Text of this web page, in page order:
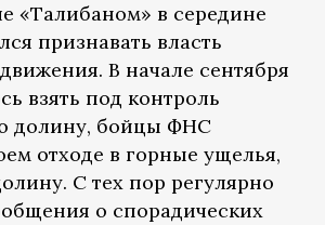
«Талибаном» в середине
признавать власть
В начале сентября
взять под контроль
долину, бойцы ФНС
отходе в горные ущелья,
С тех пор регулярно
о спорадических